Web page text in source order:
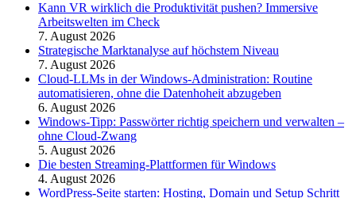
Kann VR wirklich die Produktivität pushen? Immersive
Arbeitswelten im Check
7. August 2026
Strategische Marktanalyse auf höchstem Niveau
7. August 2026
Cloud-LLMs in der Windows-Administration: Routine
automatisieren, ohne die Datenhoheit abzugeben
6. August 2026
Windows-Tipp: Passwörter richtig speichern und verwalten –
ohne Cloud-Zwang
5. August 2026
Die besten Streaming-Plattformen für Windows
4. August 2026
WordPress-Seite starten: Hosting, Domain und Setup Schritt